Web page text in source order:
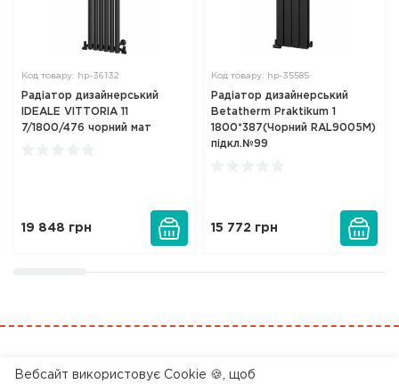
Код товару: hp-36132
Радіатор дизайнерський
IDEALE VITTORIA 11
7/1800/476 чорний мат
19 848 грн
Код товару: hp-35585
Радіатор дизайнерський
Betatherm Praktikum 1
1800*387(Чорний RAL9005М)
підкл.№99
15 772 грн
0 800 200 045
Вебсайт використовує Cookie 🍪, щоб